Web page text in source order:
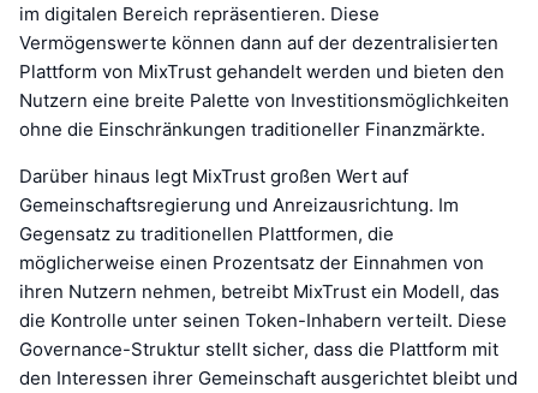
im digitalen Bereich repräsentieren. Diese
Vermögenswerte können dann auf der dezentralisierten
Plattform von MixTrust gehandelt werden und bieten den
Nutzern eine breite Palette von Investitionsmöglichkeiten
ohne die Einschränkungen traditioneller Finanzmärkte.
Darüber hinaus legt MixTrust großen Wert auf
Gemeinschaftsregierung und Anreizausrichtung. Im
Gegensatz zu traditionellen Plattformen, die
möglicherweise einen Prozentsatz der Einnahmen von
ihren Nutzern nehmen, betreibt MixTrust ein Modell, das
die Kontrolle unter seinen Token-Inhabern verteilt. Diese
Governance-Struktur stellt sicher, dass die Plattform mit
den Interessen ihrer Gemeinschaft ausgerichtet bleibt und